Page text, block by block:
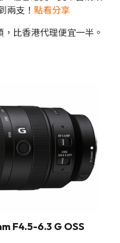
兩支！ 點看分享
比香港代理便宜一半。
F4.5-6.3 G OSS